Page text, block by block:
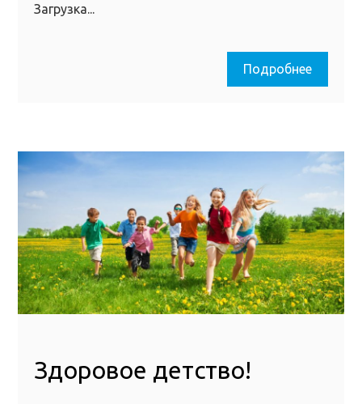
Загрузка...
Подробнее
Здоровое детство!